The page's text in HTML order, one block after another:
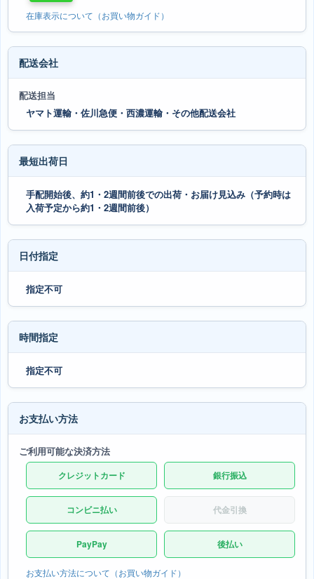
在庫表示について（お買い物ガイド）
配送会社
配送担当
ヤマト運輸・佐川急便・西濃運輸・その他配送会社
最短出荷日
手配開始後、約1・2週間前後での出荷・お届け見込み（予約時は
入荷予定から約1・2週間前後）
日付指定
指定不可
時間指定
指定不可
お支払い方法
ご利用可能な決済方法
クレジットカード 銀行振込
コンビニ払い 代金引換
PayPay 後払い
お支払い方法について（お買い物ガイド）